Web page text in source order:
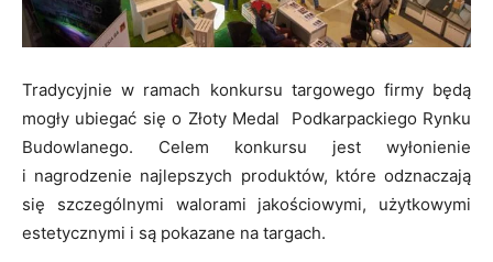
Tradycyjnie w ramach konkursu targowego firmy będą
mogły ubiegać się o Złoty Medal Podkarpackiego Rynku
Budowlanego. Celem konkursu jest wyłonienie
i nagrodzenie najlepszych produktów, które odznaczają
się szczególnymi walorami jakościowymi, użytkowymi
estetycznymi i są pokazane na targach.